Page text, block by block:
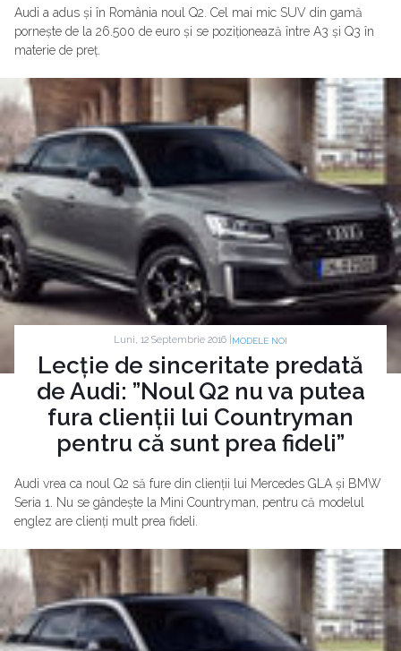
Audi a adus și în România noul Q2. Cel mai mic SUV din gamă
pornește de la 26.500 de euro și se poziționează între A3 și Q3 în
materie de preț.
Luni, 12 Septembrie 2016 | MODELE NOI
Lecție de sinceritate predată
de Audi: ”Noul Q2 nu va putea
fura clienții lui Countryman
pentru că sunt prea fideli”
Audi vrea ca noul Q2 să fure din clienții lui Mercedes GLA și BMW
Seria 1. Nu se gândește la Mini Countryman, pentru că modelul
englez are clienți mult prea fideli.